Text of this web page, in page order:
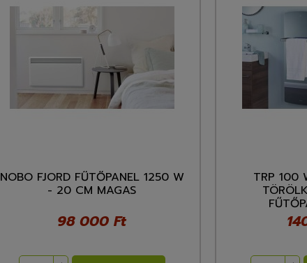
NOBO FJORD FŰTŐPANEL 1250 W
- 20 CM MAGAS
98 000 Ft
TRP 100